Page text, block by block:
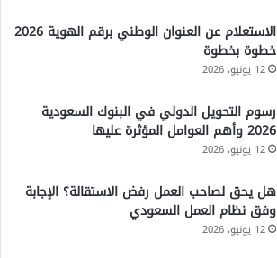
الاستعلام عن العنوان الوطني برقم الهوية 2026
خطوة بخطوة
12 يونيو، 2026
رسوم التحويل الدولي في البنوك السعودية
2026 وأهم العوامل المؤثرة عليها
12 يونيو، 2026
هل يحق لصاحب العمل رفض الاستقالة؟ الإجابة
وفق نظام العمل السعودي
12 يونيو، 2026